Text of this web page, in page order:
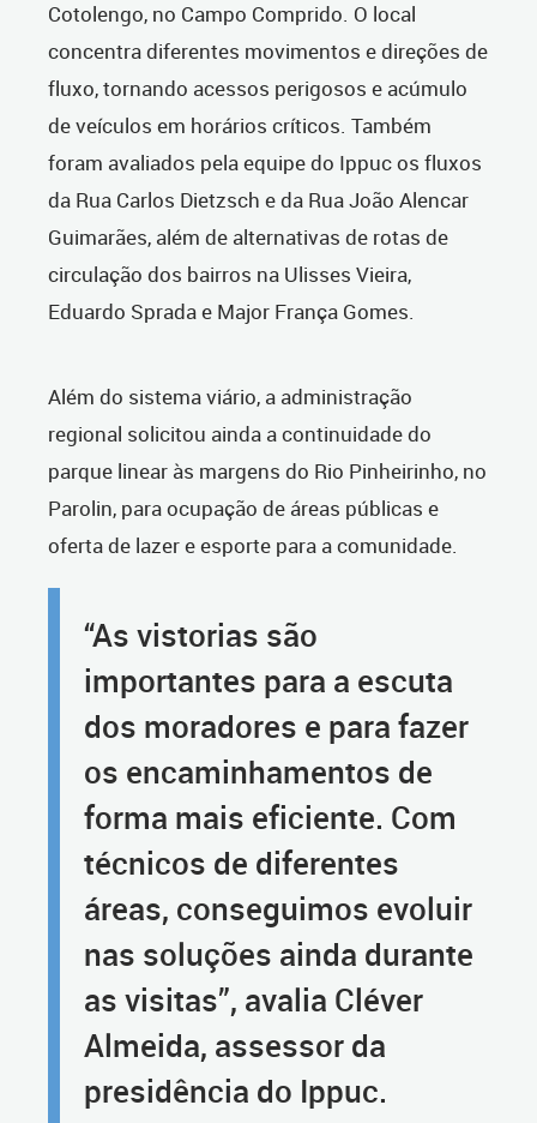
Cotolengo, no Campo Comprido. O local
concentra diferentes movimentos e direções de
fluxo, tornando acessos perigosos e acúmulo
de veículos em horários críticos. Também
foram avaliados pela equipe do Ippuc os fluxos
da Rua Carlos Dietzsch e da Rua João Alencar
Guimarães, além de alternativas de rotas de
circulação dos bairros na Ulisses Vieira,
Eduardo Sprada e Major França Gomes.
Além do sistema viário, a administração
regional solicitou ainda a continuidade do
parque linear às margens do Rio Pinheirinho, no
Parolin, para ocupação de áreas públicas e
oferta de lazer e esporte para a comunidade.
“As vistorias são
importantes para a escuta
dos moradores e para fazer
os encaminhamentos de
forma mais eficiente. Com
técnicos de diferentes
áreas, conseguimos evoluir
nas soluções ainda durante
as visitas”, avalia Cléver
Almeida, assessor da
presidência do Ippuc.